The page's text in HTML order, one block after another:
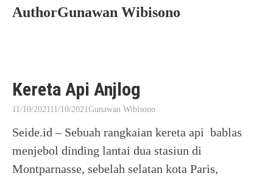
AuthorGunawan Wibisono
Kereta Api Anjlog
11/10/202111/10/2021Gunawan Wibisono
Seide.id – Sebuah rangkaian kereta api bablas
menjebol dinding lantai dua stasiun di
Montparnasse, sebelah selatan kota Paris,